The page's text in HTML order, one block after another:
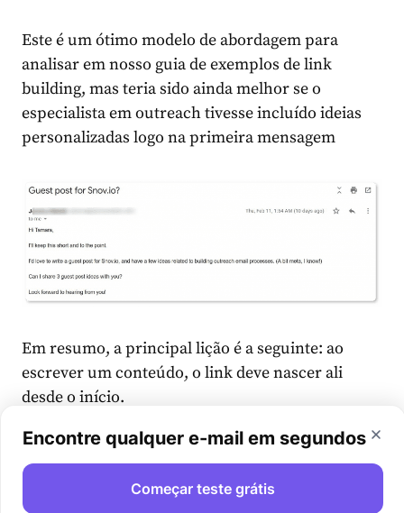
Este é um ótimo modelo de abordagem para
analisar em nosso guia de exemplos de link
building, mas teria sido ainda melhor se o
especialista em outreach tivesse incluído ideias
personalizadas logo na primeira mensagem
Em resumo, a principal lição é a seguinte: ao
escrever um conteúdo, o link deve nascer ali
desde o início.
Link building: significado Infográficos
Os infográficos são outra estratégia de link
Encontre qualquer e-mail em segundos
Começar teste grátis